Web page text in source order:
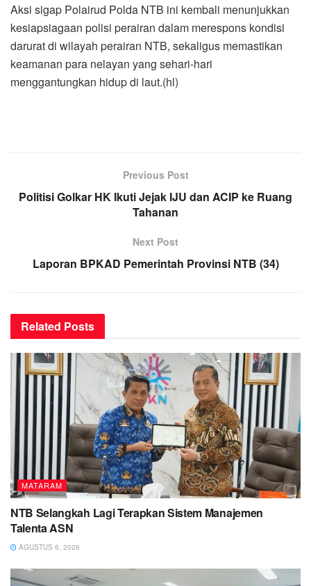
Aksi sigap Polairud Polda NTB ini kembali menunjukkan
kesiapsiagaan polisi perairan dalam merespons kondisi
darurat di wilayah perairan NTB, sekaligus memastikan
keamanan para nelayan yang sehari-hari
menggantungkan hidup di laut.(hl)
Previous Post
Politisi Golkar HK Ikuti Jejak IJU dan ACIP ke Ruang
Tahanan
Next Post
Laporan BPKAD Pemerintah Provinsi NTB (34)
Related Posts
MATARAM
NTB Selangkah Lagi Terapkan Sistem Manajemen
Talenta ASN
AGUSTUS 6, 2026